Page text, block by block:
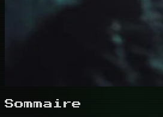
Sommaire